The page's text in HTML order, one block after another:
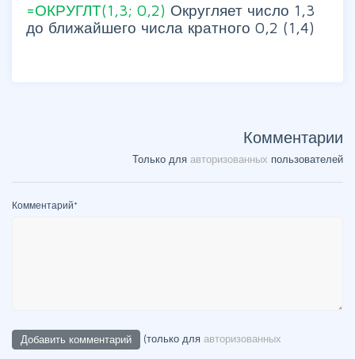
=ОКРУГЛТ(1,3; 0,2) Округляет число 1,3
до ближайшего числа кратного 0,2 (1,4)
Комментарии
Только для авторизованных пользователей
Комментарий*
(только для авторизованных